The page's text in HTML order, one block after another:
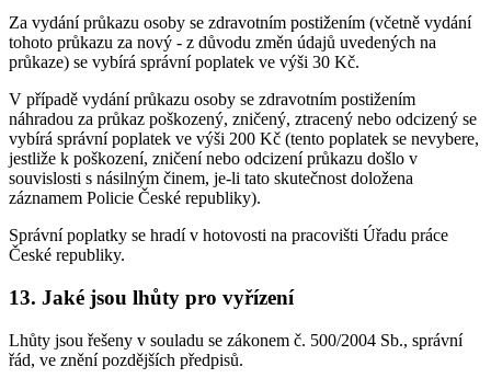
Za vydání průkazu osoby se zdravotním postižením (včetně vydání
tohoto průkazu za nový - z důvodu změn údajů uvedených na
průkaze) se vybírá správní poplatek ve výši 30 Kč.
V případě vydání průkazu osoby se zdravotním postižením
náhradou za průkaz poškozený, zničený, ztracený nebo odcizený se
vybírá správní poplatek ve výši 200 Kč (tento poplatek se nevybere,
jestliže k poškození, zničení nebo odcizení průkazu došlo v
souvislosti s násilným činem, je-li tato skutečnost doložena
záznamem Policie České republiky).
Správní poplatky se hradí v hotovosti na pracovišti Úřadu práce
České republiky.
13. Jaké jsou lhůty pro vyřízení
Lhůty jsou řešeny v souladu se zákonem č. 500/2004 Sb., správní
řád, ve znění pozdějších předpisů.